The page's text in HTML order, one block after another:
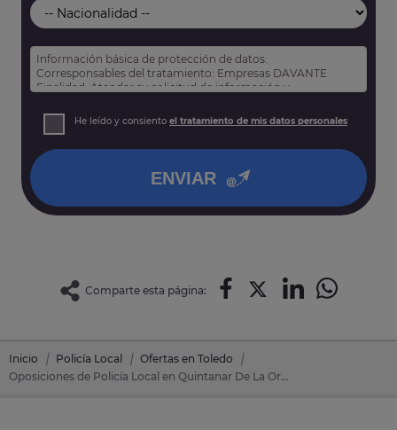
Información básica de protección de datos:
Corresponsables del tratamiento: Empresas DAVANTE
Finalidad: Atender su solicitud de información y
Derechos: Puede acceder, rectificar y suprimir sus datos,
así como otros derechos tal y como se explica en nuestra
He leído y consiento el tratamiento de mis datos personales
ENVIAR
Comparte esta página:
Inicio Policía Local
Ofertas en Toledo
Oposiciones de Policía Local en Quintanar De La Orden (Toledo)